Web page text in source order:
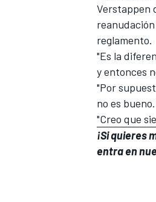
Verstappen
reglamento.
"Es la
y entonces
"Por
no es
"Creo que
¡Si quieres
entra en